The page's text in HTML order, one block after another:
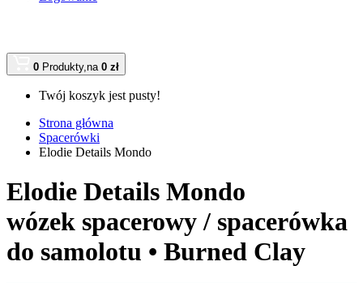
0 Produkty,na 0 zł
Twój koszyk jest pusty!
Strona główna
Spacerówki
Elodie Details Mondo
Elodie Details Mondo
wózek spacerowy / spacerówka
do samolotu • Burned Clay